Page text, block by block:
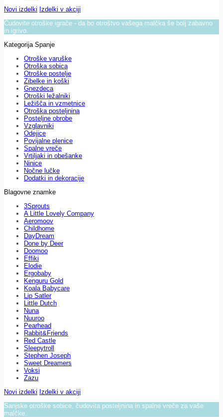
Novi izdelki Izdelki v akciji
Čudovite otroške igrače - da bo otroštvo vašega malčka še bolj zabavno
in igrivo.
Kategorija Spanje
Otroške varuške
Otroška sobica
Otroške postelje
Zibelke in koški
Gnezdeca
Otroški ležalniki
Ležišča in vzmetnice
Otroška posteljnina
Posteljne obrobe
Vzglavniki
Odejice
Povijalne plenice
Spalne vreče
Vrtiljaki in obešanke
Ninice
Nočne lučke
Dodatki in dekoracije
Blagovne znamke
3Sprouts
A Little Lovely Company
Aeromoov
Childhome
DayDream
Done by Deer
Doomoo
Effiki
Elodie
Ergobaby
Kenguru Gold
Koala Babycare
Lip Satler
Little Dutch
Nuna
Nuuroo
Pearhead
Rabbit&Friends
Red Castle
Sleepytroll
Stephen Joseph
Sweet Dreamers
Voksi
Zazu
Novi izdelki Izdelki v akciji
Sanjske otroške sobice, čudovita posteljnina in spalne vreče za vaše
malčke.